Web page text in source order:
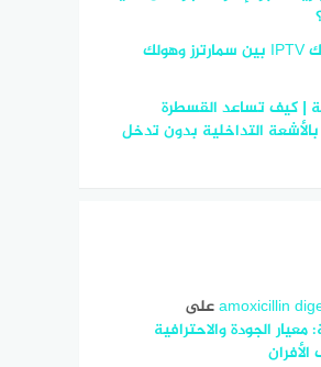
دليلك لاختيار أفضل اشتراك IPTV بين سمارترز وهولك
| كيف تساعد القسطرة
بالأشعة التداخلية بدون تدخل
amoxicillinعلى
الجودة والاحترافية